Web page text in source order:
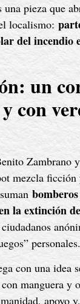
una pieza que
localismo:
del incendio
un
con
Zambrano
mezcla
la extinción
personales.
con una idea
manguera y
apoyo